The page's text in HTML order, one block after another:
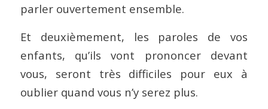
parler ouvertement ensemble.
Et deuxièmement, les paroles de vos
enfants, qu’ils vont prononcer devant
vous, seront très difficiles pour eux à
oublier quand vous n’y serez plus.